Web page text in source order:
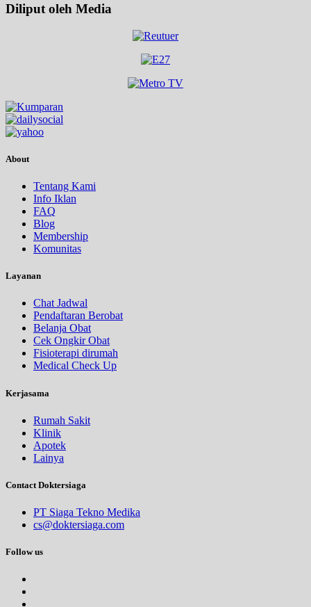
Diliput oleh Media
About
Tentang Kami
Info Iklan
FAQ
Blog
Membership
Komunitas
Layanan
Chat Jadwal
Pendaftaran Berobat
Belanja Obat
Cek Ongkir Obat
Fisioterapi dirumah
Medical Check Up
Kerjasama
Rumah Sakit
Klinik
Apotek
Lainya
Contact Doktersiaga
PT Siaga Tekno Medika
cs@doktersiaga.com
Follow us